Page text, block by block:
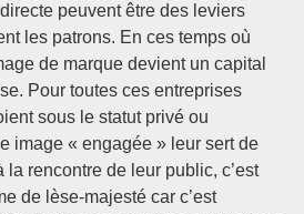
peuvent être des leviers
les patrons. En ces temps où
de marque devient un capital
Pour toutes ces entreprises
sous le statut privé ou
image « engagée » leur sert de
rencontre de leur public, c’est
de lèse-majesté car c’est